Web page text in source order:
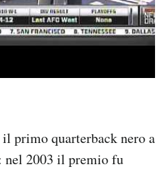
primo quarterback nero a
nel 2003 il premio fu